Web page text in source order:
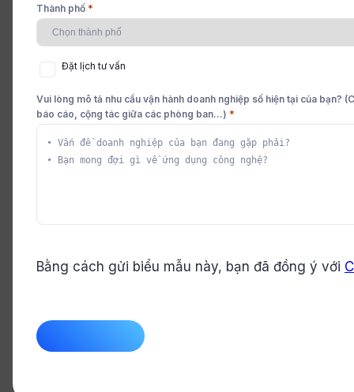
Thành phố *
tư
Đặt lịch tư vấn
Vui lòng mô tả nhu cầu vận hành doanh nghiệp số hiện tại của bạn?
báo cáo, cộng tác giữa các phòng ban...) *
Bằng cách gửi biểu mẫu này, bạn đã đồng ý với